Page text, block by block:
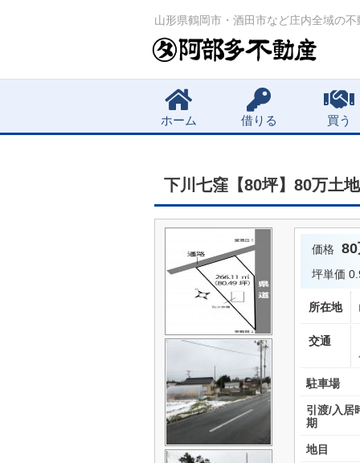
山形県鶴岡市・酒田市など庄内全域の
Main menu
ホーム 借りる 買う
下川七窪【80坪】80万土
価格
坪単価
所在地
交通
駐車場
引渡/入居
期
地目